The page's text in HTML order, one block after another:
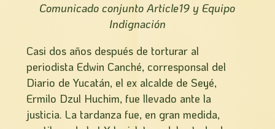
Comunicado conjunto Article19 y Equipo
Indignación
Casi dos años después de torturar al
periodista Edwin Canché, corresponsal del
Diario de Yucatán, el ex alcalde de Seyé,
Ermilo Dzul Huchim, fue llevado ante la
justicia. La tardanza fue, en gran medida,